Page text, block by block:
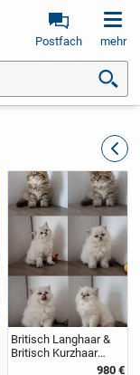
Postfach mehr
Britisch Langhaar &
Britisch Kurzhaar
980 €